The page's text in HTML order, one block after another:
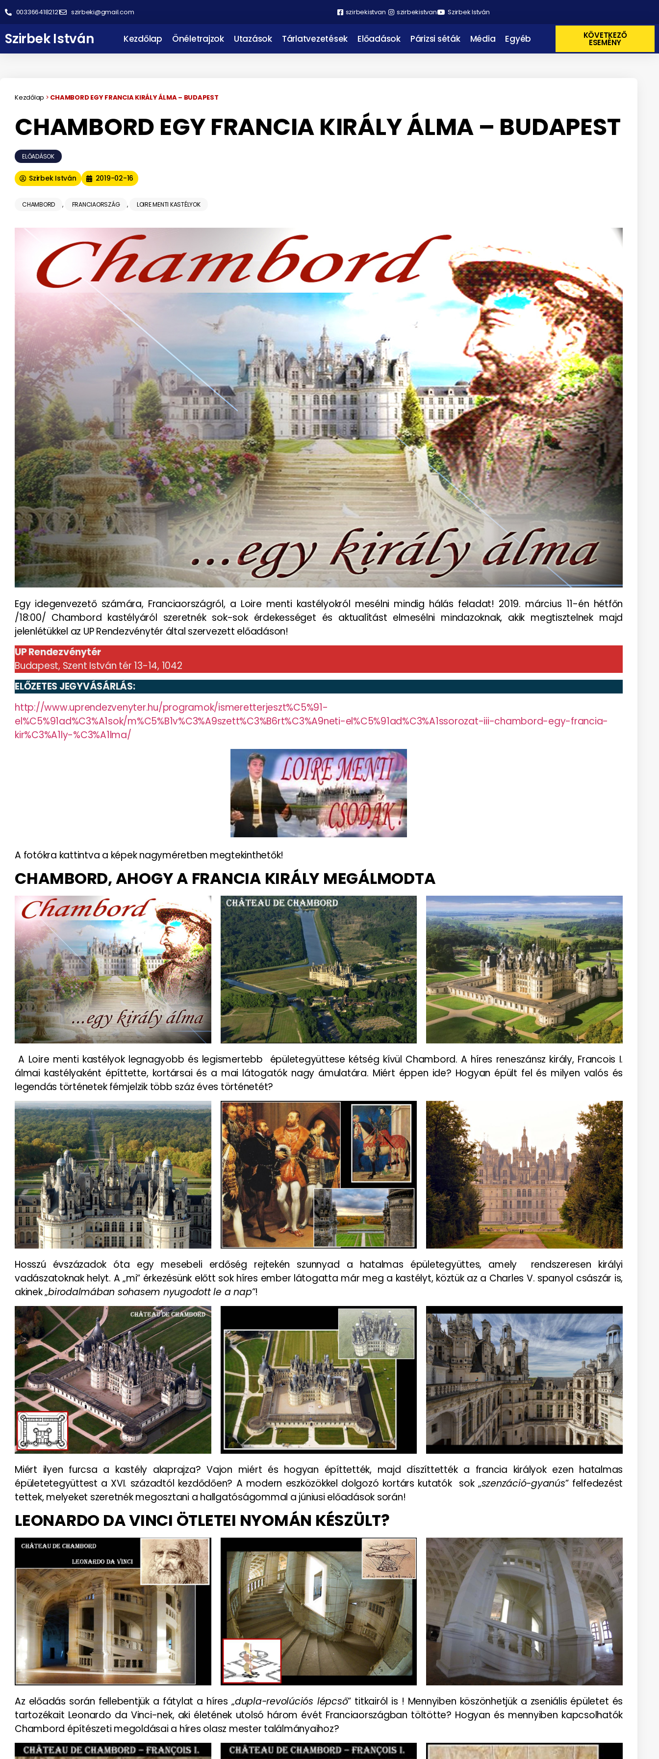
0033664182121 szirbeki@gmail.com szirbekistvan szirbekistvan Szirbek István
Szirbek István Kezdőlap Önéletrajzok Utazások Tárlatvezetések Előadások Párizsi séták Média Egyéb KÖVETKEZŐ
ESEMÉNY
Kezdőlap > CHAMBORD EGY FRANCIA KIRÁLY ÁLMA – BUDAPEST
CHAMBORD EGY FRANCIA KIRÁLY ÁLMA – BUDAPEST
ELŐADÁSOK
Szirbek István 2019-02-16
CHAMBORD , FRANCIAORSZÁG , LOIRE MENTI KASTÉLYOK
Egy idegenvezető számára, Franciaországról, a Loire menti kastélyokról mesélni mindig hálás feladat! 2019. március 11-én hétfőn
/18:00/ Chambord kastélyáról szeretnék sok-sok érdekességet és aktualítást elmesélni mindazoknak, akik megtisztelnek majd
jelenlétükkel az UP Rendezvénytér által szervezett előadáson!
UP Rendezvénytér
Budapest, Szent István tér 13-14, 1042
ELŐZETES JEGYVÁSÁRLÁS:
http://www.uprendezvenyter.hu/programok/ismeretterjeszt%C5%91-
el%C5%91ad%C3%A1sok/m%C5%B1v%C3%A9szett%C3%B6rt%C3%A9neti-el%C5%91ad%C3%A1ssorozat-iii-chambord-egy-francia-
kir%C3%A1ly-%C3%A1lma/
A fotókra kattintva a képek nagyméretben megtekinthetők!
CHAMBORD, AHOGY A FRANCIA KIRÁLY MEGÁLMODTA
A Loire menti kastélyok legnagyobb és legismertebb épületegyüttese kétség kívül Chambord. A híres reneszánsz király, Francois I.
álmai kastélyaként építtette, kortársai és a mai látogatók nagy ámulatára. Miért éppen ide? Hogyan épült fel és milyen valós és
legendás történetek fémjelzik több száz éves történetét?
Hosszú évszázadok óta egy mesebeli erdőség rejtekén szunnyad a hatalmas épületegyüttes, amely rendszeresen királyi
vadászatoknak helyt. A „mi” érkezésünk előtt sok híres ember látogatta már meg a kastélyt, köztük az a Charles V. spanyol császár is,
akinek „birodalmában sohasem nyugodott le a nap”!
Miért ilyen furcsa a kastély alaprajza? Vajon miért és hogyan építtették, majd díszíttették a francia királyok ezen hatalmas
épületetegyüttest a XVI. századtól kezdődően? A modern eszközökkel dolgozó kortárs kutatók sok „szenzáció-gyanús” felfedezést
tettek, melyeket szeretnék megosztani a hallgatóságommal a júniusi előadások során!
LEONARDO DA VINCI ÖTLETEI NYOMÁN KÉSZÜLT?
Az előadás során fellebentjük a fátylat a híres „dupla-revolúciós lépcső” titkairól is ! Mennyiben köszönhetjük a zseniális épületet és
tartozékait Leonardo da Vinci-nek, aki életének utolsó három évét Franciaországban töltötte? Hogyan és mennyiben kapcsolhatók
Chambord építészeti megoldásai a híres olasz mester találmányaihoz?